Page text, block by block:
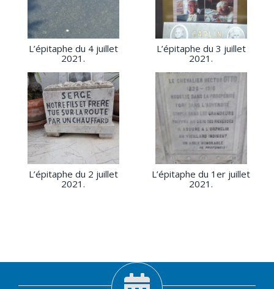
L’épitaphe du 4 juillet
2021.
L’épitaphe du 3 juillet
2021.
L’épitaphe du 2 juillet
2021.
L’épitaphe du 1er juillet
2021.